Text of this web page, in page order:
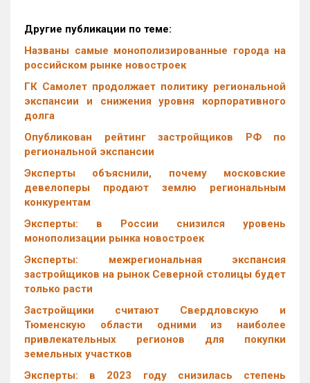
Другие публикации по теме:
Названы самые монополизированные города на
российском рынке новостроек
ГК Самолет продолжает политику региональной
экспансии и снижения уровня корпоративного
долга
Опубликован рейтинг застройщиков РФ по
региональной экспансии
Эксперты объяснили, почему московские
девелоперы продают землю региональным
конкурентам
Эксперты: в России снизился уровень
монополизации рынка новостроек
Эксперты: межрегиональная экспансия
застройщиков на рынок Северной столицы будет
только расти
Застройщики считают Свердловскую и
Тюменскую области одними из наиболее
привлекательных регионов для покупки
земельных участков
Эксперты: в 2023 году снизилась степень